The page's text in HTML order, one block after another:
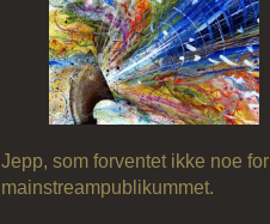
Jepp, som forventet ikke noe for
mainstreampublikummet.